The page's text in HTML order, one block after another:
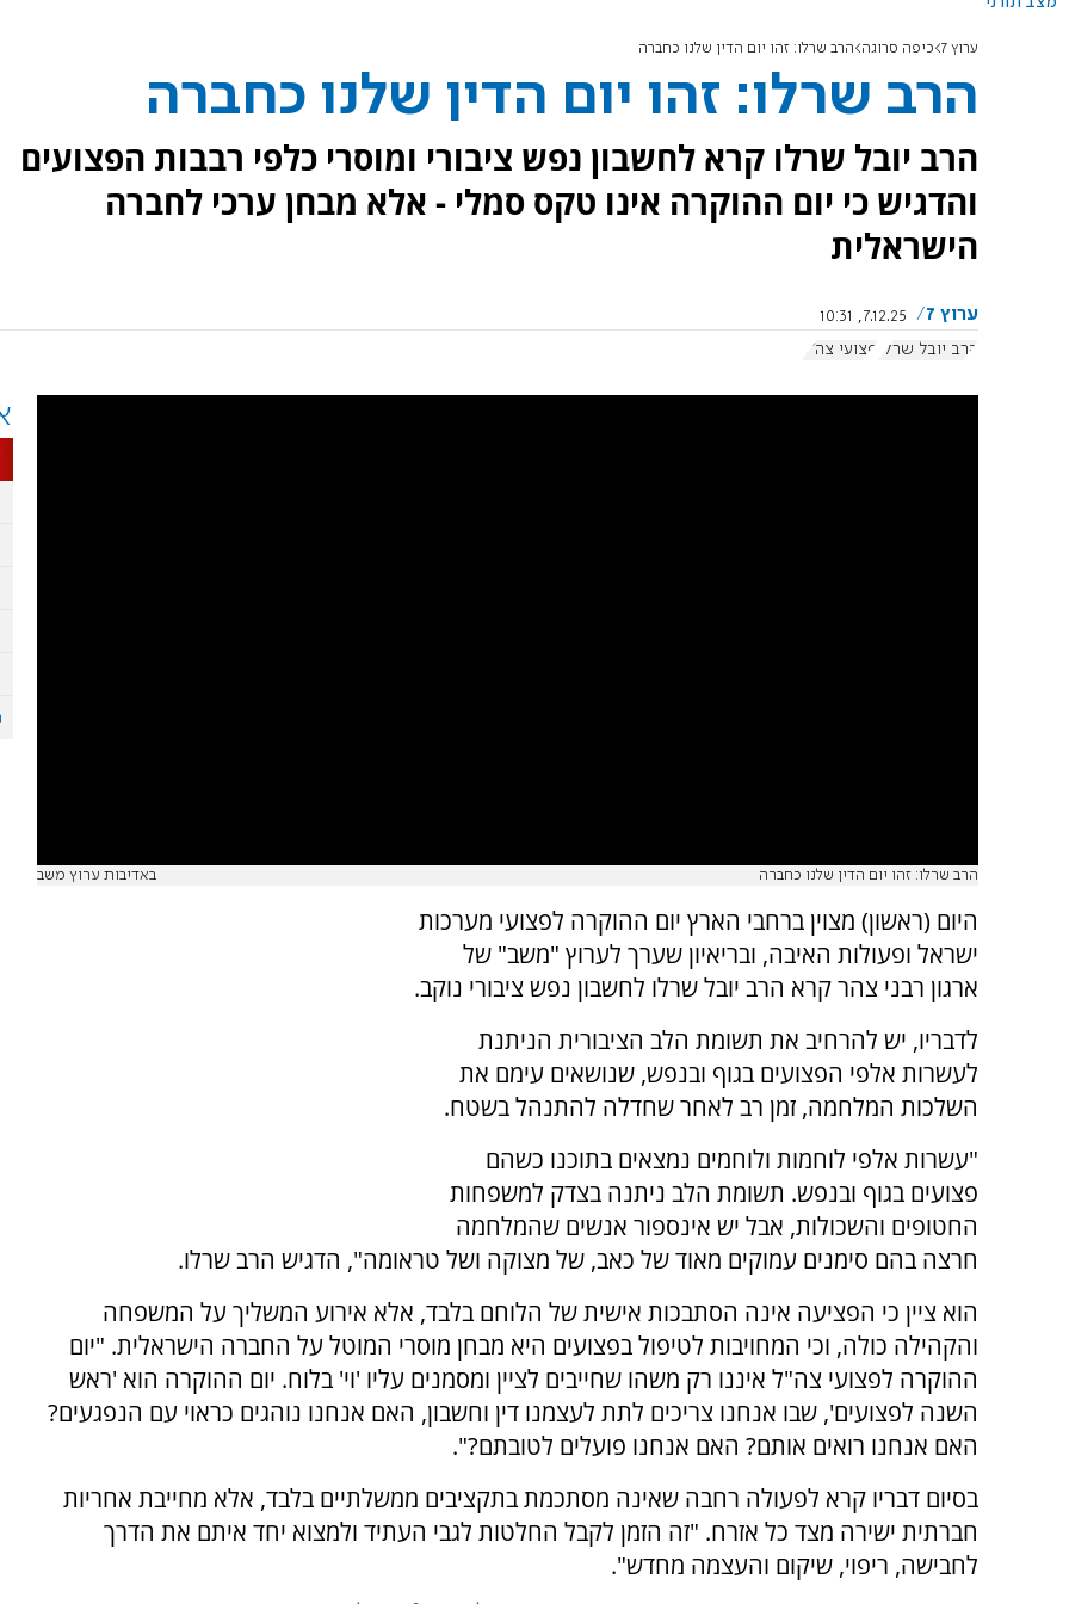
ערוץ 7 כיפה סרוגה הרב שרלו: זהו יום הדין שלנו כחברה
הרב שרלו: זהו יום הדין שלנו כחברה
הרב יובל שרלו קרא לחשבון נפש ציבורי ומוסרי כלפי רבבות הפצועים
והדגיש כי יום ההוקרה אינו טקס סמלי - אלא מבחן ערכי לחברה
הישראלית
ערוץ 7
7.12.25, 10:31
הרב יובל שרלו
פצועי צה"ל
הרב שרלו: זהו יום הדין שלנו כחברה באדיבות ערוץ משב
היום (ראשון) מצוין ברחבי הארץ יום ההוקרה לפצועי מערכות
ישראל ופעולות האיבה, ובריאיון שערך לערוץ "משב" של
ארגון רבני צהר קרא הרב יובל שרלו לחשבון נפש ציבורי נוקב.
לדבריו, יש להרחיב את תשומת הלב הציבורית הניתנת
לעשרות אלפי הפצועים בגוף ובנפש, שנושאים עימם את
השלכות המלחמה, זמן רב לאחר שחדלה להתנהל בשטח.
"עשרות אלפי לוחמות ולוחמים נמצאים בתוכנו כשהם
פצועים בגוף ובנפש. תשומת הלב ניתנה בצדק למשפחות
החטופים והשכולות, אבל יש אינספור אנשים שהמלחמה
חרצה בהם סימנים עמוקים מאוד של כאב, של מצוקה ושל טראומה", הדגיש הרב שרלו.
הוא ציין כי הפציעה אינה הסתבכות אישית של הלוחם בלבד, אלא אירוע המשליך על המשפחה
והקהילה כולה, וכי המחויבות לטיפול בפצועים היא מבחן מוסרי המוטל על החברה הישראלית. "יום
ההוקרה לפצועי צה"ל איננו רק משהו שחייבים לציין ומסמנים עליו 'וי' בלוח. יום ההוקרה הוא 'ראש
השנה לפצועים', שבו אנחנו צריכים לתת לעצמנו דין וחשבון, האם אנחנו נוהגים כראוי עם הנפגעים?
האם אנחנו רואים אותם? האם אנחנו פועלים לטובתם?".
בסיום דבריו קרא לפעולה רחבה שאינה מסתכמת בתקציבים ממשלתיים בלבד, אלא מחייבת אחריות
חברתית ישירה מצד כל אזרח. "זה הזמן לקבל החלטות לגבי העתיד ולמצוא יחד איתם את הדרך
לחבישה, ריפוי, שיקום והעצמה מחדש".